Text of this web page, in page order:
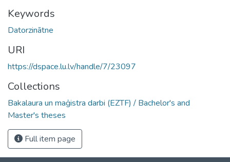
Keywords
Datorzinātne
URI
https://dspace.lu.lv/handle/7/23097
Collections
Bakalaura un maģistra darbi (EZTF) / Bachelor's and
Master's theses
Full item page